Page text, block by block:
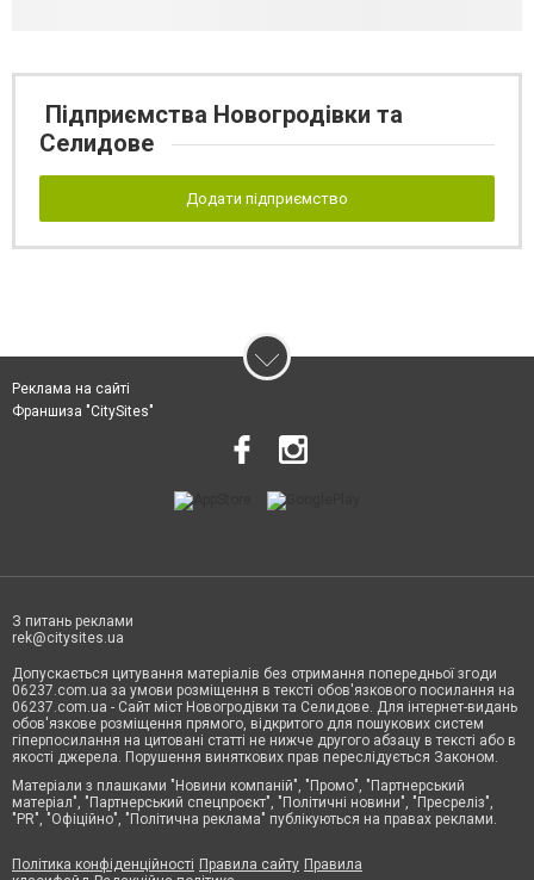
Підприємства Новогродівки та
Селидове
Додати підприємство
Реклама на сайті
Франшиза "CitySites"
З питань реклами
rek@citysites.ua
Допускається цитування матеріалів без отримання попередньої згоди
06237.com.ua за умови розміщення в тексті обов'язкового посилання на
06237.com.ua - Сайт міст Новогродівки та Селидове. Для інтернет-видань
обов'язкове розміщення прямого, відкритого для пошукових систем
гіперпосилання на цитовані статті не нижче другого абзацу в тексті або в
якості джерела. Порушення виняткових прав переслідується Законом.
Матеріали з плашками "Новини компаній", "Промо", "Партнерський
матеріал", "Партнерський спецпроєкт", "Політичні новини", "Пресреліз",
"PR", "Офіційно", "Політична реклама" публікуються на правах реклами.
Політика конфіденційності Правила сайту Правила